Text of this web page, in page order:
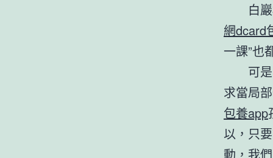
白
網dcard
一課”也
可
求當局
包養app
以，只
動，我